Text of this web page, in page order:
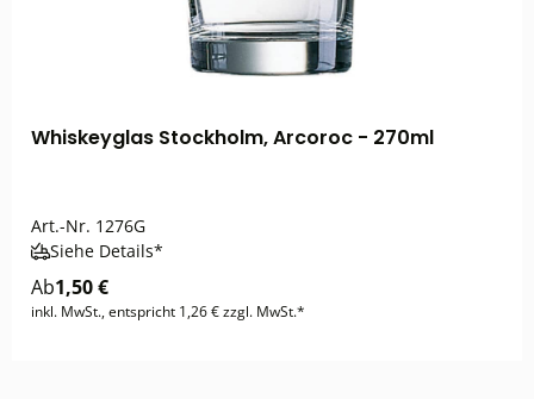
Whiskeyglas Stockholm, Arcoroc - 270ml
Art.-Nr. 1276G
Siehe Details*
Ab1,50 €
inkl. MwSt., entspricht 1,26 € zzgl. MwSt.*